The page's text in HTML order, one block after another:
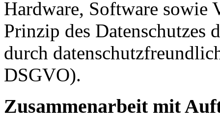
Hardware, Software sowie
Prinzip des Datenschutzes
durch
DSGVO).
Zusammenarbeit mit